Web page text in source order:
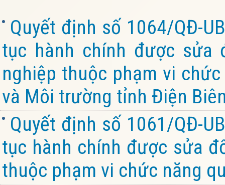
Quyết định số 1064/QĐ-
tục hành chính được sửa
nghiệp thuộc phạm vi
và Môi trường tỉnh Điện
Quyết định số 1061/QĐ-
tục hành chính được sửa
thuộc phạm vi chức năng